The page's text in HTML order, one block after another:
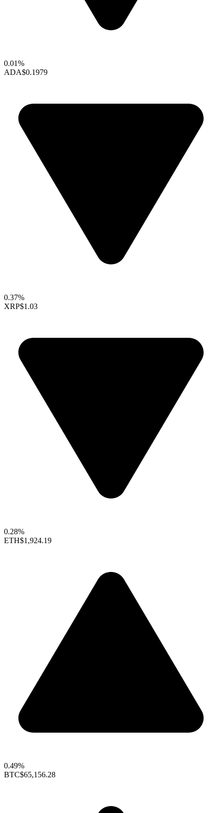
0.01%
ADA$0.1979
0.37%
XRP$1.03
0.28%
ETH$1,924.19
0.49%
BTC$65,156.28